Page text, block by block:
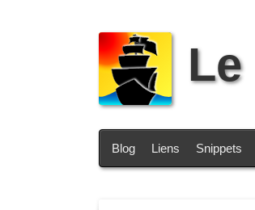
Blog Liens Snippets